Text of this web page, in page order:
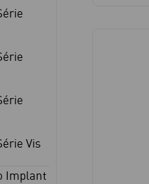
Vis
Implant